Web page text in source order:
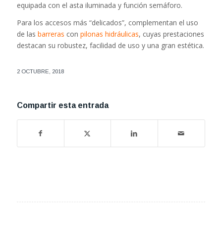
equipada con el asta iluminada y función semáforo.
Para los accesos más “delicados”, complementan el uso
de las barreras con pilonas hidráulicas, cuyas prestaciones
destacan su robustez, facilidad de uso y una gran estética.
2 OCTUBRE, 2018
Compartir esta entrada